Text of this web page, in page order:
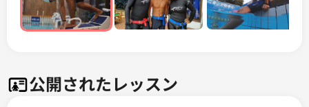
公開されたレッスン